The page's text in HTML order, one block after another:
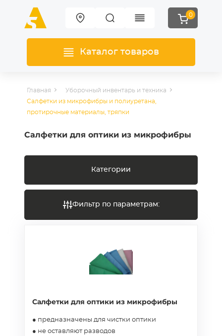
0
Каталог товаров
Главная
Уборочный инвентарь и техника
Салфетки из микрофибры и полиуретана,
протирочные материалы, тряпки
Салфетки для оптики из микрофибры
Категории
Фильтр по параметрам:
Салфетки для оптики из микрофибры
● предназначены для чистки оптики
● не оставляют разводов